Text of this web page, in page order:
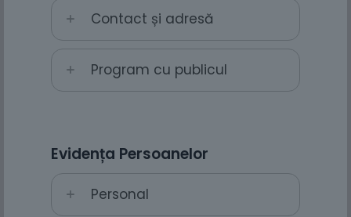
Contact și adresă
Program cu publicul
Evidența Persoanelor
Personal